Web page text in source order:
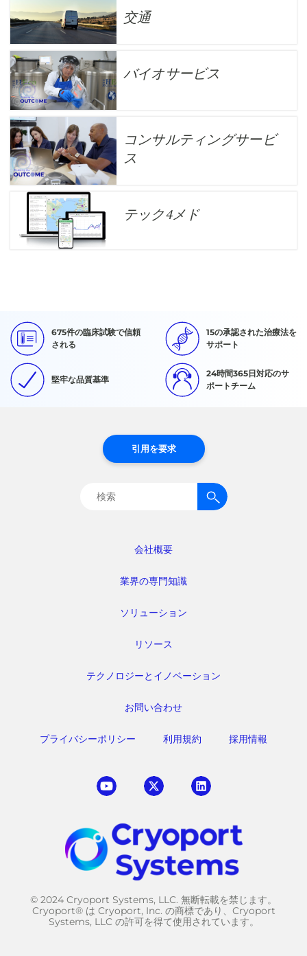
交通
バイオサービス
コンサルティングサービ
ス
テック4メド
675件の臨床試験で信頼
される
15の承認された治療法を
サポート
堅牢な品質基準
24時間365日対応のサ
ポートチーム
会社概要
業界の専門知識
ソリューション
リソース
テクノロジーとイノベーション
お問い合わせ
プライバシーポリシー 利用規約 採用情報
引用を要求
検
© 2024 Cryoport Systems, LLC. 無断転載を禁じます。
Cryoport® は Cryoport, Inc. の商標であり、Cryoport
Systems, LLC の許可を得て使用されています。